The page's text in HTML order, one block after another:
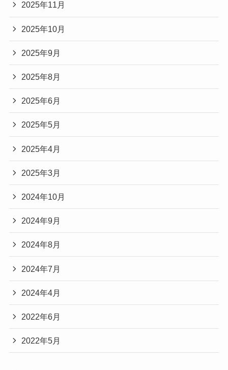
2025年11月
2025年10月
2025年9月
2025年8月
2025年6月
2025年5月
2025年4月
2025年3月
2024年10月
2024年9月
2024年8月
2024年7月
2024年4月
2022年6月
2022年5月